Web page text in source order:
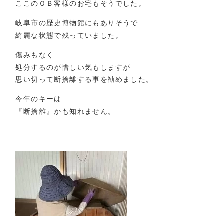
ここのＯＢ客様のお宅もそうでした。
岐阜市の歴史博物館にもありそうで
綺麗な状態で残っていました。
傷みもなく
処分するのが惜しい気もしますが
思い切って断捨離する事を勧めました。
今年のキーは
『断捨離』かも知れません。